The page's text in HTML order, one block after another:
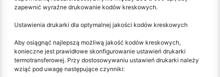
zapewnić wyraźne drukowanie kodów kreskowych.
Ustawienia drukarki dla optymalnej jakości kodów kreskowych
Aby osiągnąć najlepszą możliwą jakość kodów kreskowych,
konieczne jest prawidłowe skonfigurowanie ustawień drukarki
termotransferowej. Przy dostosowywaniu ustawień drukarki należy
wziąć pod uwagę następujące czynniki: